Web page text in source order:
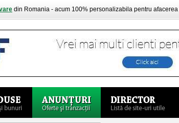
din Romania - acum 100% personalizabila pentru